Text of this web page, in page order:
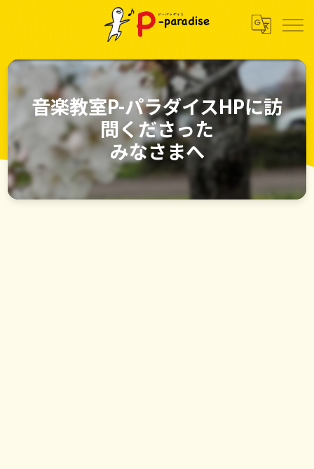
音楽教室P-パラダイスHPに訪
問くださった
みなさまへ